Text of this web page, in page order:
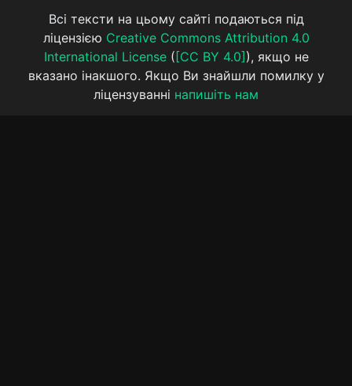
Всі тексти на цьому сайті подаються під
ліцензією Creative Commons Attribution 4.0
International License( [CC BY 4.0] ), якщо не
вказано інакшого. Якщо Ви знайшли помилку у
ліцензуванні напишіть нам